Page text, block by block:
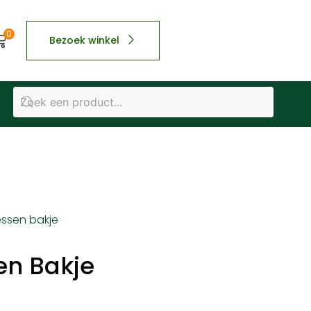
0 Bezoek winkel
bakje
Bakje